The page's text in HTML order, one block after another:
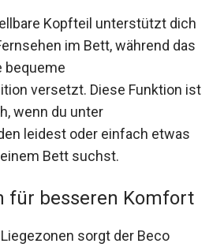
Kopfteil unterstützt dich
im Bett, während das
bequeme
versetzt. Diese Funktion ist
wenn du unter
leidest oder einfach etwas
Bett suchst.
für besseren Komfort
sorgt der Beco